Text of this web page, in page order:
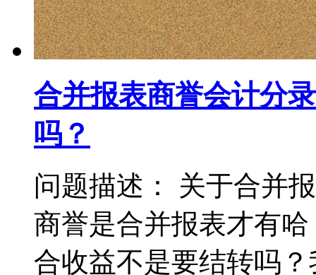
合并报表商誉会计分
吗？
问题描述： 关于合并
商誉是合并报表才有
合收益不是要结转吗